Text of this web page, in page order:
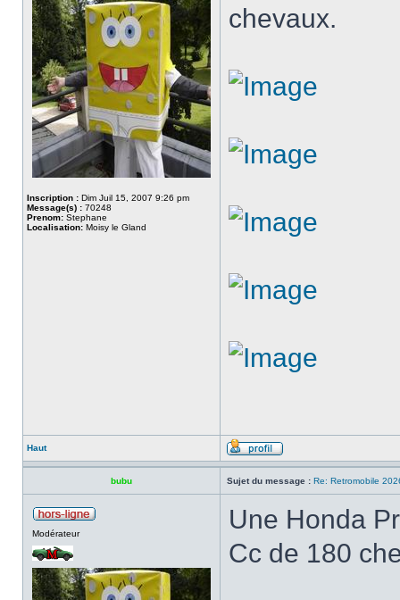
Inscription : Dim Juil 15, 2007 9:26 pm
Message(s) : 70248
Prenom: Stephane
Localisation: Moisy le Gland
chevaux.
Haut
bubu Sujet du message : Re: Retromobile
Modérateur
Une Honda
Cc de 180